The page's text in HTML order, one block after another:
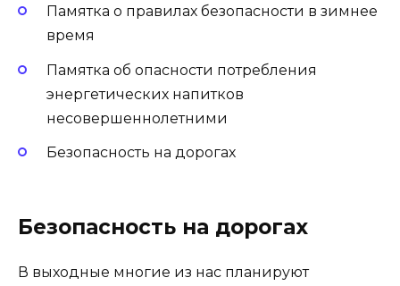
Памятка о правилах безопасности в зимнее
время
Памятка об опасности потребления
энергетических напитков
несовершеннолетними
Безопасность на дорогах
Безопасность на дорогах
В выходные многие из нас планируют